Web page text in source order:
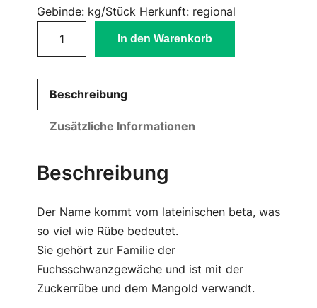
Gebinde: kg/Stück Herkunft: regional
e
e
e
M
e
n
g
In den Warenkorb
Beschreibung
Zusätzliche Informationen
Beschreibung
Der Name kommt vom lateinischen beta, was
so viel wie Rübe bedeutet.
Sie gehört zur Familie der
Fuchsschwanzgewäche und ist mit der
Zuckerrübe und dem Mangold verwandt.